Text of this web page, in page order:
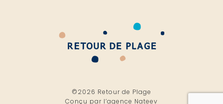
©2026 Retour de Plage
Conçu par l’agence Nateev